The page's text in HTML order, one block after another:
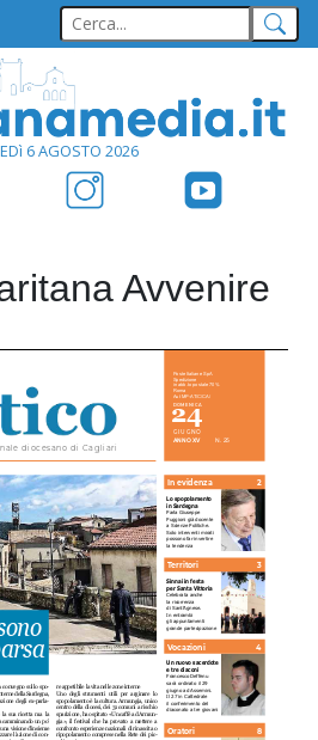
6 AGOSTO 2026
Avvenire